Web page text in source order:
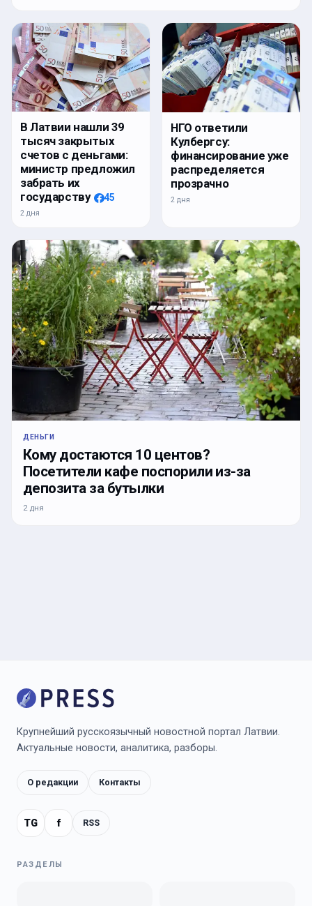
В Латвии нашли 39
тысяч закрытых
счетов с деньгами:
министр предложил
забрать их
государству
45
2 дня
НГО ответили
Кулбергсу:
финансирование уже
распределяется
прозрачно
2 дня
ДЕНЬГИ
Кому достаются 10 центов?
Посетители кафе поспорили из-за
депозита за бутылки
2 дня
Крупнейший русскоязычный новостной портал Латвии.
Актуальные новости, аналитика, разборы.
О редакции Контакты
TG f RSS
РАЗДЕЛЫ